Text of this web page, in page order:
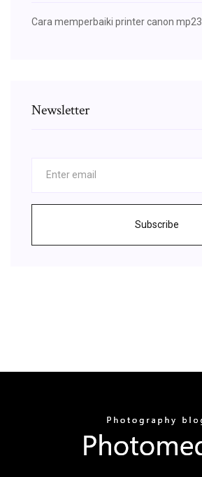
Cara memperbaiki printer canon
Newsletter
Subscribe